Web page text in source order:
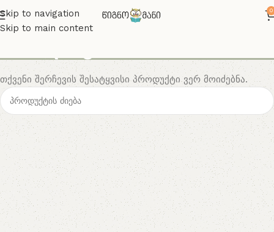
Skip to navigation
Skip to main content
0
თქვენი შერჩევის შესატყვისი პროდუქტი ვერ მოიძებნა.